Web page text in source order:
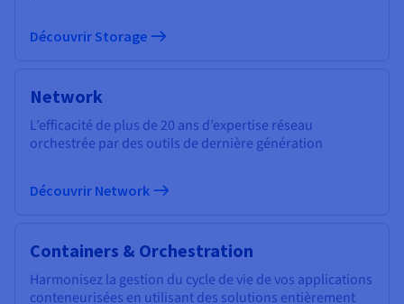
Découvrir Storage
Network
L’efficacité de plus de 20 ans d’expertise réseau
orchestrée par des outils de dernière génération
Découvrir Network
Containers & Orchestration
Harmonisez la gestion du cycle de vie de vos applications
conteneurisées en utilisant des solutions entièrement